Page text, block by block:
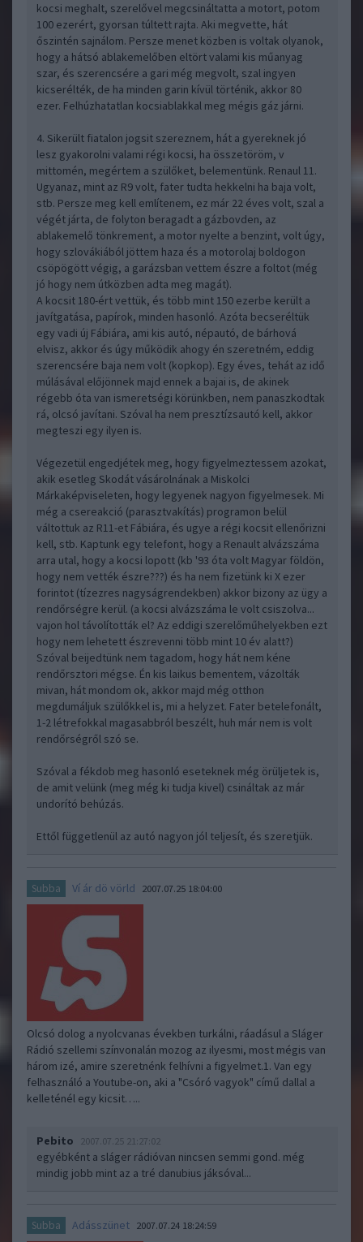
kocsi meghalt, szerelővel megcsináltatta a motort, potom
100 ezerért, gyorsan túltett rajta. Aki megvette, hát
őszintén sajnálom. Persze menet közben is voltak olyanok,
hogy a hátsó ablakemelőben eltört valami kis műanyag
szar, és szerencsére a gari még megvolt, szal ingyen
kicserélték, de ha minden garin kívül történik, akkor 80
ezer. Felhúzhatatlan kocsiablakkal meg mégis gáz járni.
4. Sikerült fiatalon jogsit szereznem, hát a gyereknek jó
lesz gyakorolni valami régi kocsi, ha összetöröm, v
mittomén, megértem a szülőket, belementünk. Renaul 11.
Ugyanaz, mint az R9 volt, fater tudta hekkelni ha baja volt,
stb. Persze meg kell említenem, ez már 22 éves volt, szal a
végét járta, de folyton beragadt a gázbovden, az
ablakemelő tönkrement, a motor nyelte a benzint, volt úgy,
hogy szlovákiából jöttem haza és a motorolaj boldogon
csöpögött végig, a garázsban vettem észre a foltot (még
jó hogy nem útközben adta meg magát).
A kocsit 180-ért vettük, és több mint 150 ezerbe került a
javítgatása, papírok, minden hasonló. Azóta becseréltük
egy vadi új Fábiára, ami kis autó, népautó, de bárhová
elvisz, akkor és úgy működik ahogy én szeretném, eddig
szerencsére baja nem volt (kopkop). Egy éves, tehát az idő
múlásával előjönnek majd ennek a bajai is, de akinek
régebb óta van ismeretségi körünkben, nem panaszkodtak
rá, olcsó javítani. Szóval ha nem presztízsautó kell, akkor
megteszi egy ilyen is.
Végezetül engedjétek meg, hogy figyelmeztessem azokat,
akik esetleg Skodát vásárolnának a Miskolci
Márkaképviseleten, hogy legyenek nagyon figyelmesek. Mi
még a csereakció (parasztvakítás) programon belül
váltottuk az R11-et Fábiára, és ugye a régi kocsit ellenőrizni
kell, stb. Kaptunk egy telefont, hogy a Renault alvázszáma
arra utal, hogy a kocsi lopott (kb '93 óta volt Magyar földön,
hogy nem vették észre???) és ha nem fizetünk ki X ezer
forintot (tízezres nagyságrendekben) akkor bizony az ügy a
rendőrségre kerül. (a kocsi alvázszáma le volt csiszolva...
vajon hol távolították el? Az eddigi szerelőműhelyekben ezt
hogy nem lehetett észrevenni több mint 10 év alatt?)
Szóval beijedtünk nem tagadom, hogy hát nem kéne
rendőrsztori mégse. Én kis laikus bementem, vázolták
mivan, hát mondom ok, akkor majd még otthon
megdumáljuk szülőkkel is, mi a helyzet. Fater betelefonált,
1-2 létrefokkal magasabbról beszélt, huh már nem is volt
rendőrségről szó se.
Szóval a fékdob meg hasonló eseteknek még örüljetek is,
de amit velünk (meg még ki tudja kivel) csináltak az már
undorító behúzás.
Ettől függetlenül az autó nagyon jól teljesít, és szeretjük.
Subba Ví ár dö vörld 2007.07.25 18:04:00
Olcsó dolog a nyolcvanas években turkálni, ráadásul a Sláger
Rádió szellemi színvonalán mozog az ilyesmi, most mégis van
három izé, amire szeretnénk felhívni a figyelmet.1. Van egy
felhasználó a Youtube-on, aki a "Csóró vagyok" című dallal a
kelleténél egy kicsit…..
Pebito 2007.07.25 21:27:02
egyébként a sláger rádióvan nincsen semmi gond. még
mindig jobb mint az a tré danubius jáksóval...
Subba Adásszünet 2007.07.24 18:24:59